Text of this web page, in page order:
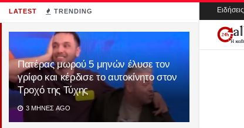
LATEST TRENDING
Πατέρας μωρού 5 μηνών έλυσε τον
γρίφο και κέρδισε το αυτοκίνητο στον
Τροχό της Τύχης
3 ΜΉΝΕΣ AGO
Ειδήσεις